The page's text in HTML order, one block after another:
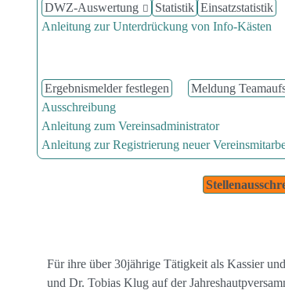
DWZ-Auswertung Statistik Einsatzstatistik
Anleitung zur Unterdrückung von Info-Kästen
Ergebnismelder festlegen Meldung
Ausschreibung
Anleitung zum Vereinsadministrator
Anleitung zur Registrierung neuer
Für ihre über 30jährige Tätigkeit als Kassier
und Dr. Tobias Klug auf der